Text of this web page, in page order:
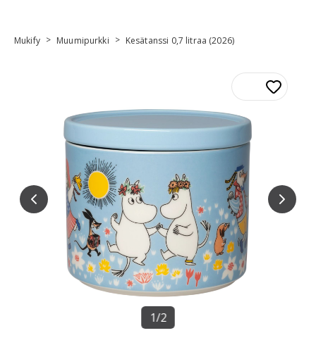
Mukify > Muumipurkki > Kesätanssi 0,7 litraa (2026)
1/2